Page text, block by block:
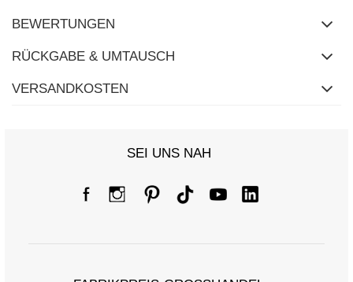
BEWERTUNGEN
RÜCKGABE & UMTAUSCH
VERSANDKOSTEN
SEI UNS NAH